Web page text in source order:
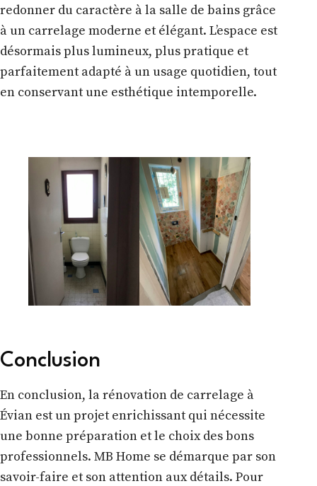
redonner du caractère à la salle de bains grâce
à un carrelage moderne et élégant. L’espace est
désormais plus lumineux, plus pratique et
parfaitement adapté à un usage quotidien, tout
en conservant une esthétique intemporelle.
Conclusion
En conclusion, la rénovation de carrelage à
Évian est un projet enrichissant qui nécessite
une bonne préparation et le choix des bons
professionnels. MB Home se démarque par son
savoir-faire et son attention aux détails. Pour